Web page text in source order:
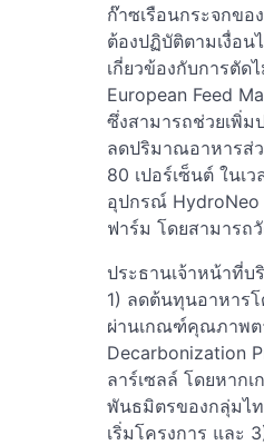
ก๊าซเรือนกระจกขอ
ต้องปฏิบัติตามเงื่อ
เกี่ยวข้องกับการตัด
European Feed
ซึ่งสามารถช่วยเพิ่ม
ลดปริมาณอาหารส่
80 เปอร์เซ็นต์ ในเ
อุปกรณ์ HydroNeo
ฟาร์ม โดยสามารถ
ประธานเจ้าหน้าที่บ
1) ลดต้นทุนอาหารโ
ผ่านเกณฑ์คุณภาพต
Decarbonization
ลาร์เซลล์ โดยหาก
พันธมิตรของกลุ่มไท
เริ่มโครงการ และ